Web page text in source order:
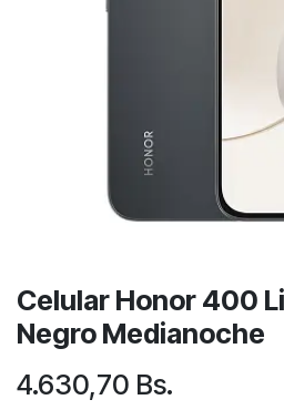
Celular Honor 400
Negro Medianoche
4.630,70 Bs.